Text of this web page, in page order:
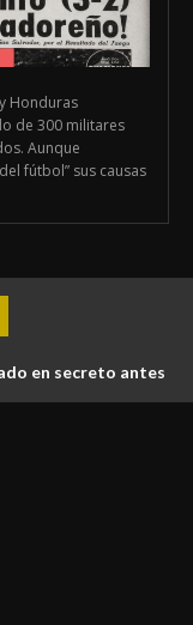
Honduras
de 300 militares
Aunque
fútbol” sus causas
en secreto antes